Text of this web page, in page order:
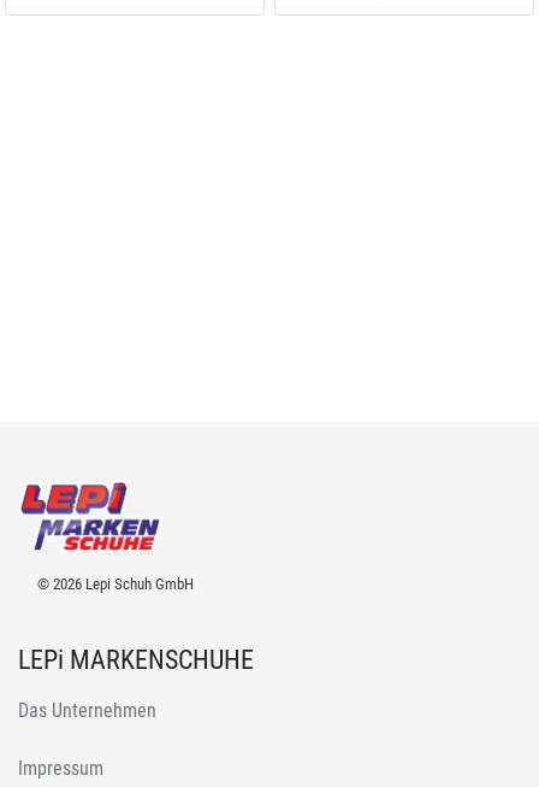
© 2026 Lepi Schuh GmbH
LEPi MARKENSCHUHE
Das Unternehmen
Impressum